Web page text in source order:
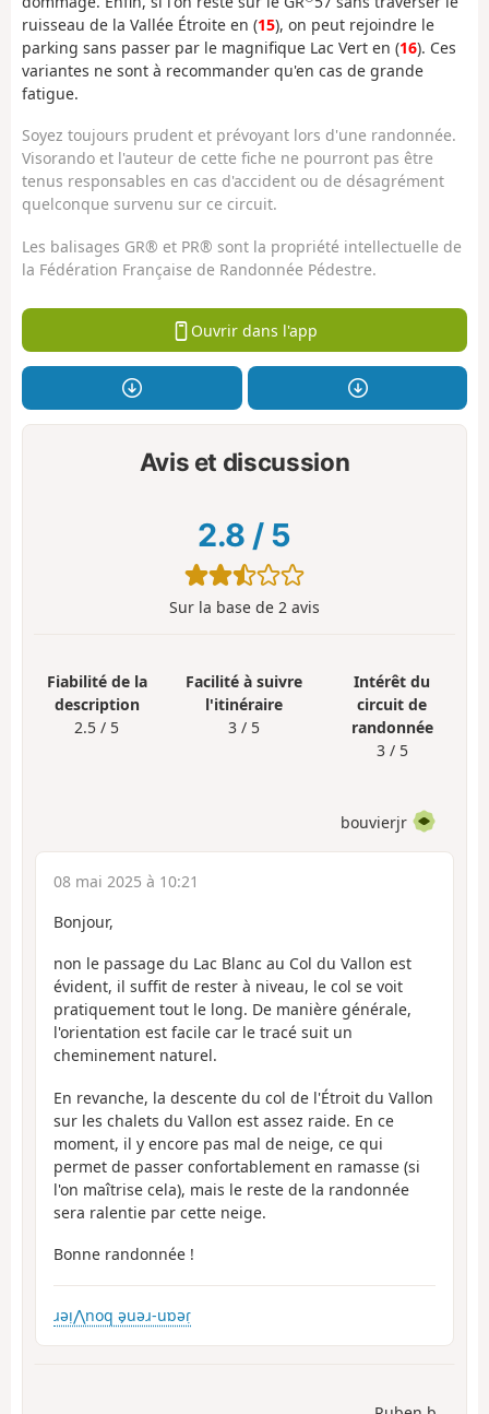
ruisseau de la Vallée Étroite en (15), on peut rejoindre le
parking sans passer par le magnifique Lac Vert en (16). Ces
variantes ne sont à recommander qu'en cas de grande
fatigue.
Soyez toujours prudent et prévoyant lors d'une randonnée.
Visorando et l'auteur de cette fiche ne pourront pas être
tenus responsables en cas d'accident ou de désagrément
quelconque survenu sur ce circuit.
Les balisages GR® et PR® sont la propriété intellectuelle de
la Fédération Française de Randonnée Pédestre.
Ouvrir dans l'app
Avis et discussion
2.8 / 5
Sur la base de 2 avis
Fiabilité de la
description
2.5 / 5
Facilité à suivre
l'itinéraire
3 / 5
Intérêt du
circuit de
randonnée
3 / 5
bouvierjr
08 mai 2025 à 10:21
Bonjour,
non le passage du Lac Blanc au Col du Vallon est
évident, il suffit de rester à niveau, le col se voit
pratiquement tout le long. De manière générale,
l'orientation est facile car le tracé suit un
cheminement naturel.
En revanche, la descente du col de l'Étroit du Vallon
sur les chalets du Vallon est assez raide. En ce
moment, il y encore pas mal de neige, ce qui
permet de passer confortablement en ramasse (si
l'on maîtrise cela), mais le reste de la randonnée
sera ralentie par cette neige.
Bonne randonnée !
ɹəı̣⋀noq ə̗uəɹ-uɒəɾ̣